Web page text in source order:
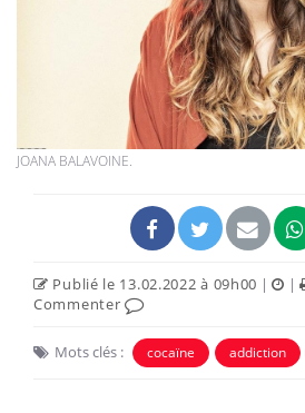
JOANA BALAVOINE.
Publié le 13.02.2022 à 09h00 | |
Commenter
Mots clés : cocaïne addiction